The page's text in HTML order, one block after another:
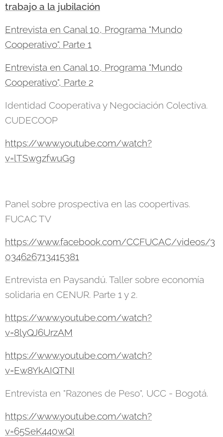
trabajo a la jubilación
Entrevista en Canal 10, Programa "Mundo
Cooperativo". Parte 1
Entrevista en Canal 10, Programa "Mundo
Cooperativo", Parte 2
Identidad Cooperativa y Negociación Colectiva.
CUDECOOP
https://www.youtube.com/watch?
v=lTSwgzfwuGg
Panel sobre prospectiva en las coopertivas.
FUCAC TV
https://www.facebook.com/CCFUCAC/videos/3
034626713415381
Entrevista en Paysandú. Taller sobre economía
solidaria en CENUR. Parte 1 y 2.
https://www.youtube.com/watch?
v=8lyQJ6UrzAM
https://www.youtube.com/watch?
v=Ew8YkAIQTNI
Entrevista en "Razones de Peso", UCC - Bogotá.
https://www.youtube.com/watch?
v=65SeK440wQI